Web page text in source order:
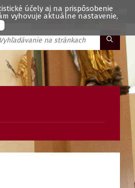
0910852255, fara.vsaris@gmail.com
účely aj na prispôsobenie
vyhovuje aktuálne nastavenie,